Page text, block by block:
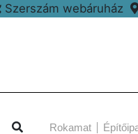
Szerszám webáruház
Rokamat